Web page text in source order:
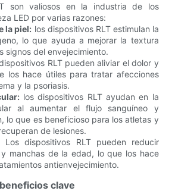
son valiosos en la industria de los
LED por varias razones:
la piel: los dispositivos RLT estimulan la
lo que ayuda a mejorar la textura
signos del envejecimiento.
RLT pueden aliviar el dolor y
los hace útiles para tratar afecciones
y la psoriasis.
los dispositivos RLT ayudan en la
al aumentar el flujo sanguíneo y
lo que es beneficioso para los atletas y
de lesiones.
Los dispositivos RLT pueden reducir
manchas de la edad, lo que los hace
antienvejecimiento.
clave